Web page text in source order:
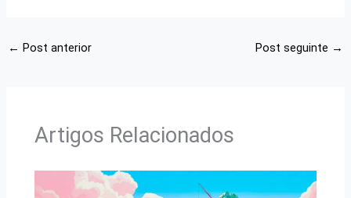
← Post anterior Post seguinte →
Artigos Relacionados